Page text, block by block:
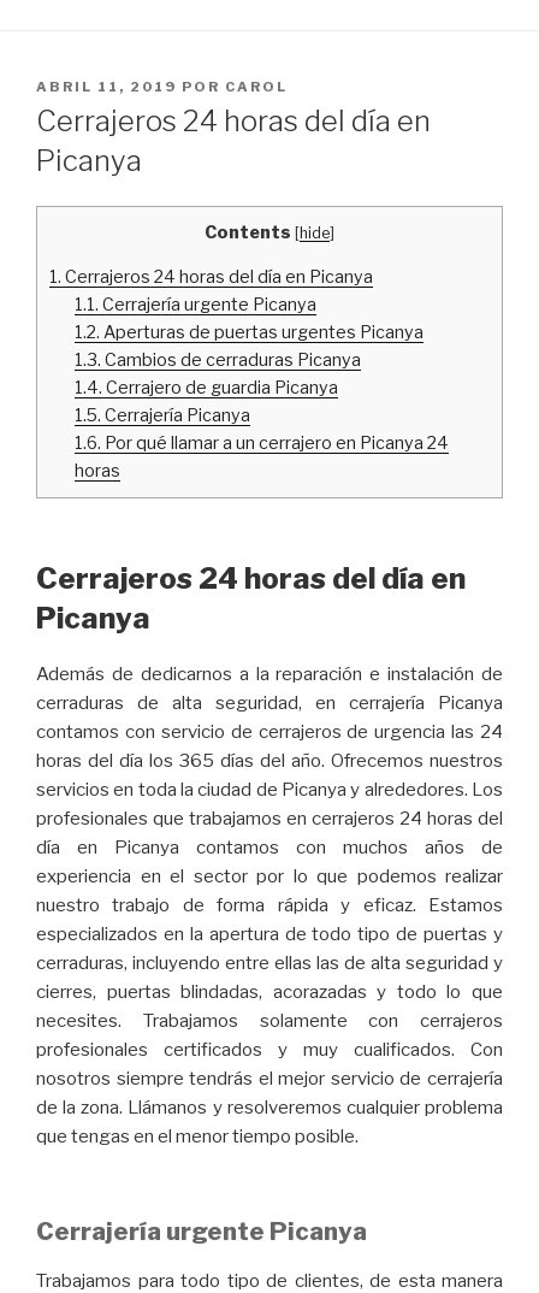
PUBLICADO
EL
ABRIL 11, 2019 POR CAROL
Cerrajeros 24 horas del día en
Picanya
Contents [hide]
1. Cerrajeros 24 horas del día en Picanya
1.1. Cerrajería urgente Picanya
1.2. Aperturas de puertas urgentes Picanya
1.3. Cambios de cerraduras Picanya
1.4. Cerrajero de guardia Picanya
1.5. Cerrajería Picanya
1.6. Por qué llamar a un cerrajero en Picanya 24
horas
Cerrajeros 24 horas del día en
Picanya
Además de dedicarnos a la reparación e instalación de
cerraduras de alta seguridad, en cerrajería Picanya
contamos con servicio de cerrajeros de urgencia las 24
horas del día los 365 días del año. Ofrecemos nuestros
servicios en toda la ciudad de Picanya y alrededores. Los
profesionales que trabajamos en cerrajeros 24 horas del
día en Picanya contamos con muchos años de
experiencia en el sector por lo que podemos realizar
nuestro trabajo de forma rápida y eficaz. Estamos
especializados en la apertura de todo tipo de puertas y
cerraduras, incluyendo entre ellas las de alta seguridad y
cierres, puertas blindadas, acorazadas y todo lo que
necesites. Trabajamos solamente con cerrajeros
profesionales certificados y muy cualificados. Con
nosotros siempre tendrás el mejor servicio de cerrajería
de la zona. Llámanos y resolveremos cualquier problema
que tengas en el menor tiempo posible.
Cerrajería urgente Picanya
Trabajamos para todo tipo de clientes, de esta manera